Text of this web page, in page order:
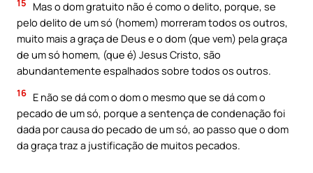
15
Mas o dom gratuito não é como o delito, porque, se
pelo delito de um só (homem) morreram todos os outros,
muito mais a graça de Deus e o dom (que vem) pela graça
de um só homem, (que é) Jesus Cristo, são
abundantemente espalhados sobre todos os outros.
16 E não se dá com o dom o mesmo que se dá com o
pecado de um só, porque a sentença de condenação foi
dada por causa do pecado de um só, ao passo que o dom
da graça traz a justificação de muitos pecados.